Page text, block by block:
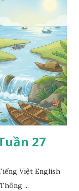
27
Việt English
...